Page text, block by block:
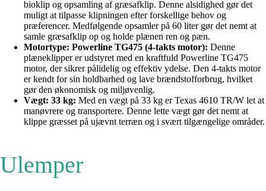
bioklip og opsamling af græsafklip. Denne alsidighed gør det
muligt at tilpasse klipningen efter forskellige behov og
præferencer. Medfølgende opsamler på 60 liter gør det nemt at
samle græsafklip op og holde plænen ren og pæn.
Motortype: Powerline TG475 (4-takts motor): Denne
plæneklipper er udstyret med en kraftfuld Powerline TG475
motor, der sikrer pålidelig og effektiv ydelse. Den 4-takts motor
er kendt for sin holdbarhed og lave brændstofforbrug, hvilket
gør den økonomisk og miljøvenlig.
Vægt: 33 kg: Med en vægt på 33 kg er Texas 4610 TR/W let at
manøvrere og transportere. Denne lette vægt gør det nemt at
klippe græsset på ujævnt terræn og i svært tilgængelige områder.
Ulemper